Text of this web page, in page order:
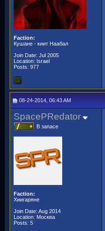
Faction:
Кушане - киит Наабал
Join Date: Jul 2005
Location: Israel
Posts: 977
08-24-2014, 06:43 AM
SpacePRedator
В запасе
Faction:
Хиигаряне
Join Date: Aug 2014
Location: Москва
Posts: 5